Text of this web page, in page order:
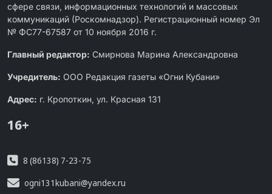
сфере связи, информационных технологий и массовых
коммуникаций (Роскомнадзор). Регистрационный номер Эл
№ ФС77-67587 от 10 ноября 2016 г.
Главный редактор: Смирнова Марина Александровна
Учредитель: ООО Редакция газеты «Огни Кубани»
Адрес: г. Кропоткин, ул. Красная 131
16+
8 (86138) 7-23-75
ogni131kubani@yandex.ru